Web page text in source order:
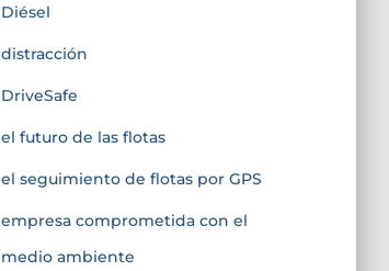
Diésel
distracción
DriveSafe
el futuro de las flotas
el seguimiento de flotas por GPS
empresa comprometida con el
medio ambiente